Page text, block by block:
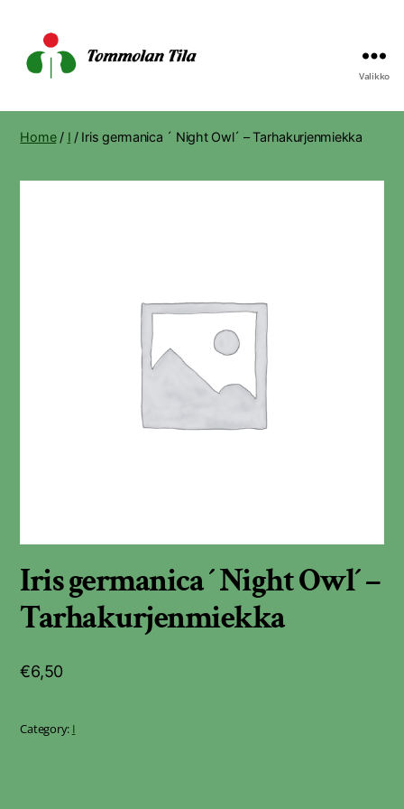
Tila
Valikko
Home/ I / Iris germanica ´ Night Owl´ – Tarhakurjenmiekka
Iris germanica ´ Night Owl´ –
Tarhakurjenmiekka
€6,50
Category: I